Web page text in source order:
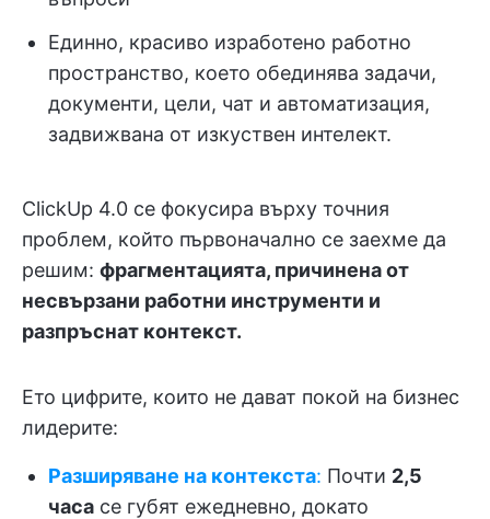
Единно, красиво изработено работно
пространство, което обединява задачи,
документи, цели, чат и автоматизация,
задвижвана от изкуствен интелект.
ClickUp 4.0 се фокусира върху точния
проблем, който първоначално се заехме да
решим: фрагментацията, причинена от
несвързани работни инструменти и
разпръснат контекст.
Ето цифрите, които не дават покой на бизнес
лидерите:
Разширяване на контекста: Почти 2,5
часа се губят ежедневно, докато